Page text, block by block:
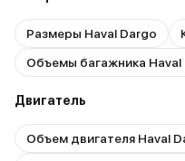
Размеры Haval Dargo
Объемы багажника Haval
Двигатель
Объем двигателя Haval